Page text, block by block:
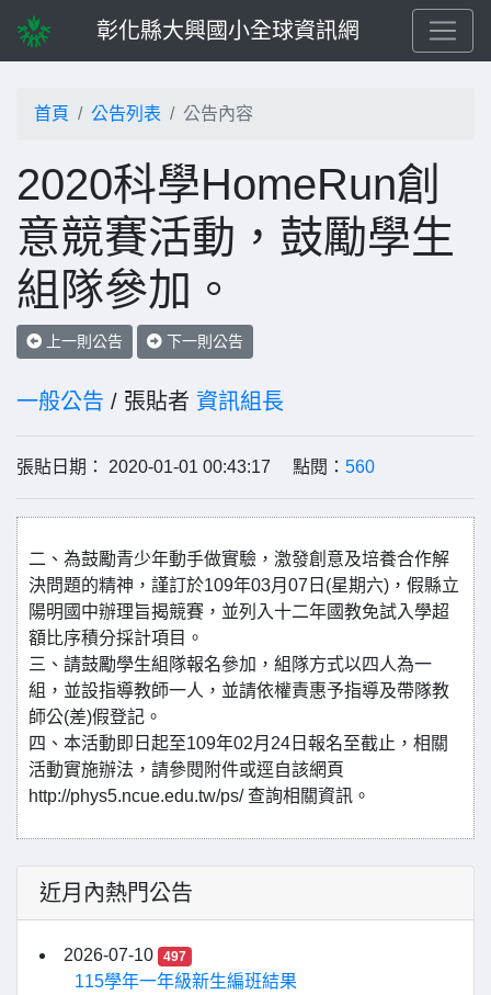
彰化縣大興國小全球資訊網
首頁 公告列表 公告內容
2020科學HomeRun創
意競賽活動，鼓勵學生
組隊參加。
上一則公告 下一則公告
一般公告 / 張貼者 資訊組長
張貼日期： 2020-01-01 00:43:17 點閱： 560
二、為鼓勵青少年動手做實驗，激發創意及培養合作解
決問題的精神，謹訂於109年03月07日(星期六)，假縣立
陽明國中辦理旨揭競賽，並列入十二年國教免試入學超
額比序積分採計項目。
三、請鼓勵學生組隊報名參加，組隊方式以四人為一
組，並設指導教師一人，並請依權責惠予指導及帶隊教
師公(差)假登記。
四、本活動即日起至109年02月24日報名至截止，相關
活動實施辦法，請參閱附件或逕自該網頁
http://phys5.ncue.edu.tw/ps/ 查詢相關資訊。
近月內熱門公告
2026-07-10 497
115學年一年級新生編班結果